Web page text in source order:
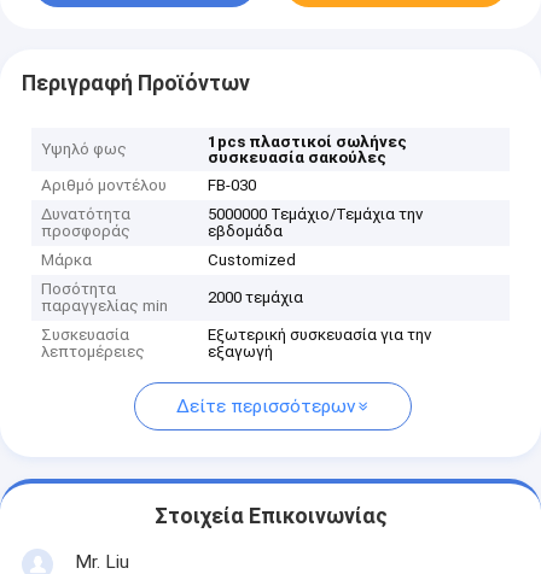
Περιγραφή Προϊόντων
Υψηλό φως
1pcs πλαστικοί σωλήνες
συσκευασία σακούλες
Αριθμό μοντέλου
FB-030
Δυνατότητα
προσφοράς
5000000 Τεμάχιο/Τεμάχια την
εβδομάδα
Μάρκα
Customized
Ποσότητα
παραγγελίας min
2000 τεμάχια
Συσκευασία
λεπτομέρειες
Εξωτερική συσκευασία για την
εξαγωγή
Δείτε περισσότερων
Στοιχεία Επικοινωνίας
Mr. Liu